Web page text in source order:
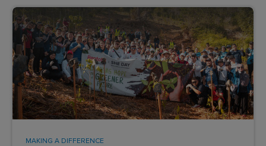
MAKING A DIFFERENCE